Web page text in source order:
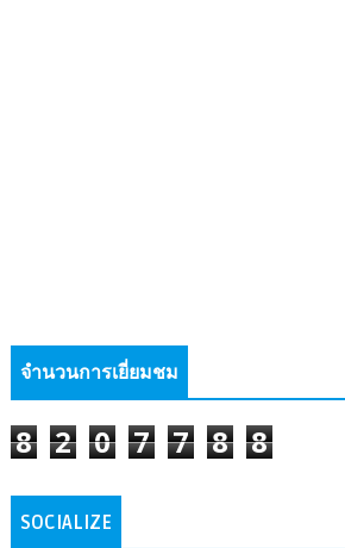
จำนวนการเยี่ยมชม
8 2 0 7 7 8 8
SOCIALIZE